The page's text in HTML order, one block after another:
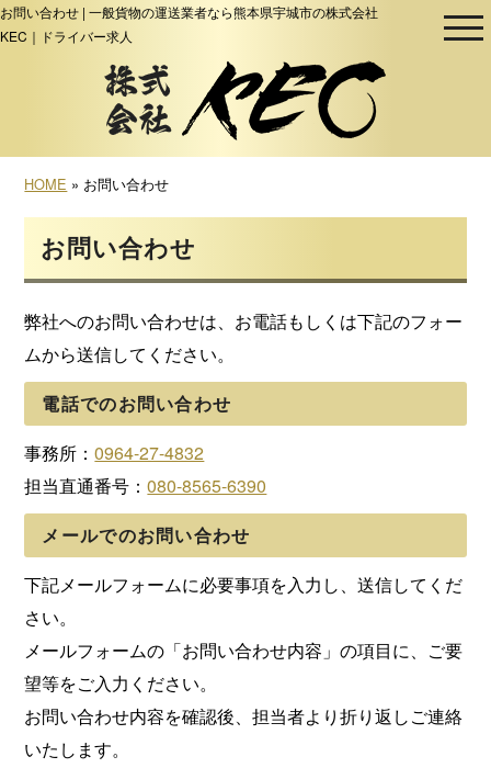
お問い合わせ | 一般貨物の運送業者なら熊本県宇城市の株式会社
KEC｜ドライバー求人
HOME » お問い合わせ
お問い合わせ
弊社へのお問い合わせは、お電話もしくは下記のフォー
ムから送信してください。
電話でのお問い合わせ
事務所：0964-27-4832
担当直通番号：080-8565-6390
メールでのお問い合わせ
下記メールフォームに必要事項を入力し、送信してくだ
さい。
メールフォームの「お問い合わせ内容」の項目に、ご要
望等をご入力ください。
お問い合わせ内容を確認後、担当者より折り返しご連絡
いたします。